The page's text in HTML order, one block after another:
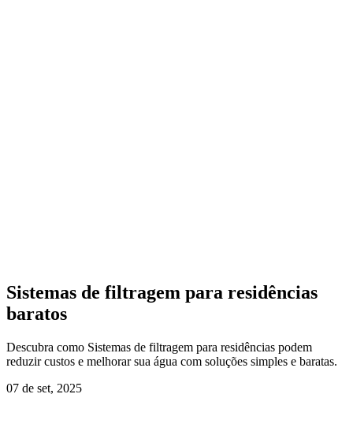
Sistemas de filtragem para residências
baratos
Descubra como Sistemas de filtragem para residências podem
reduzir custos e melhorar sua água com soluções simples e baratas.
07 de set, 2025